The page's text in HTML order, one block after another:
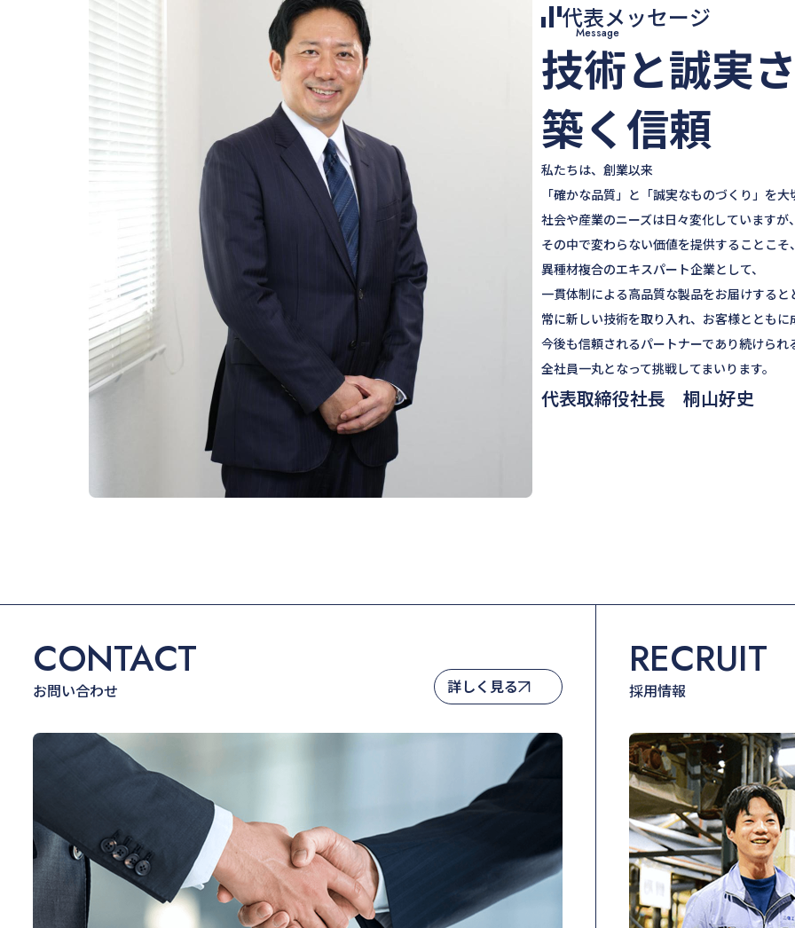
代表メッセージ
Message
技術と誠実
築く信頼
私たちは、創業以来
「確かな品質」と「誠実なものづくり」を
社会や産業のニーズは日々変化していますが
その中で変わらない価値を提供することこ
異種材複合のエキスパート企業として、
一貫体制による高品質な製品をお届けすると
常に新しい技術を取り入れ、お客様とともに
今後も信頼されるパートナーであり続けられ
全社員一丸となって挑戦してまいります。
代表取締役社長 桐山好史
CONTACT
お問い合わせ
詳しく見る
RECRUIT
採用情報